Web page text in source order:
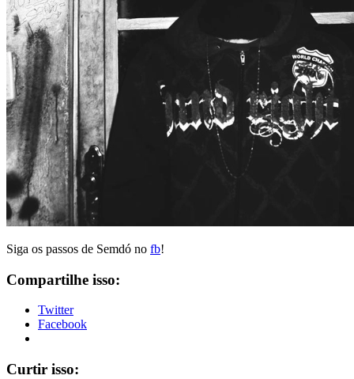
Siga os passos de Semdó no fb!
Compartilhe isso:
Twitter
Facebook
Curtir isso: